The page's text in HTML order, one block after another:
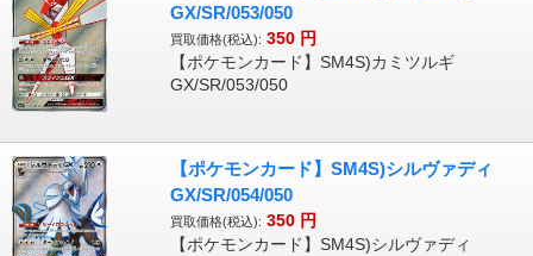
GX/SR/053/050
買取価格(税込): 350 円
【ポケモンカード】SM4S)カミツルギ
GX/SR/053/050
【ポケモンカード】SM4S)シルヴァディ
GX/SR/054/050
買取価格(税込): 350 円
【ポケモンカード】SM4S)シルヴァディ